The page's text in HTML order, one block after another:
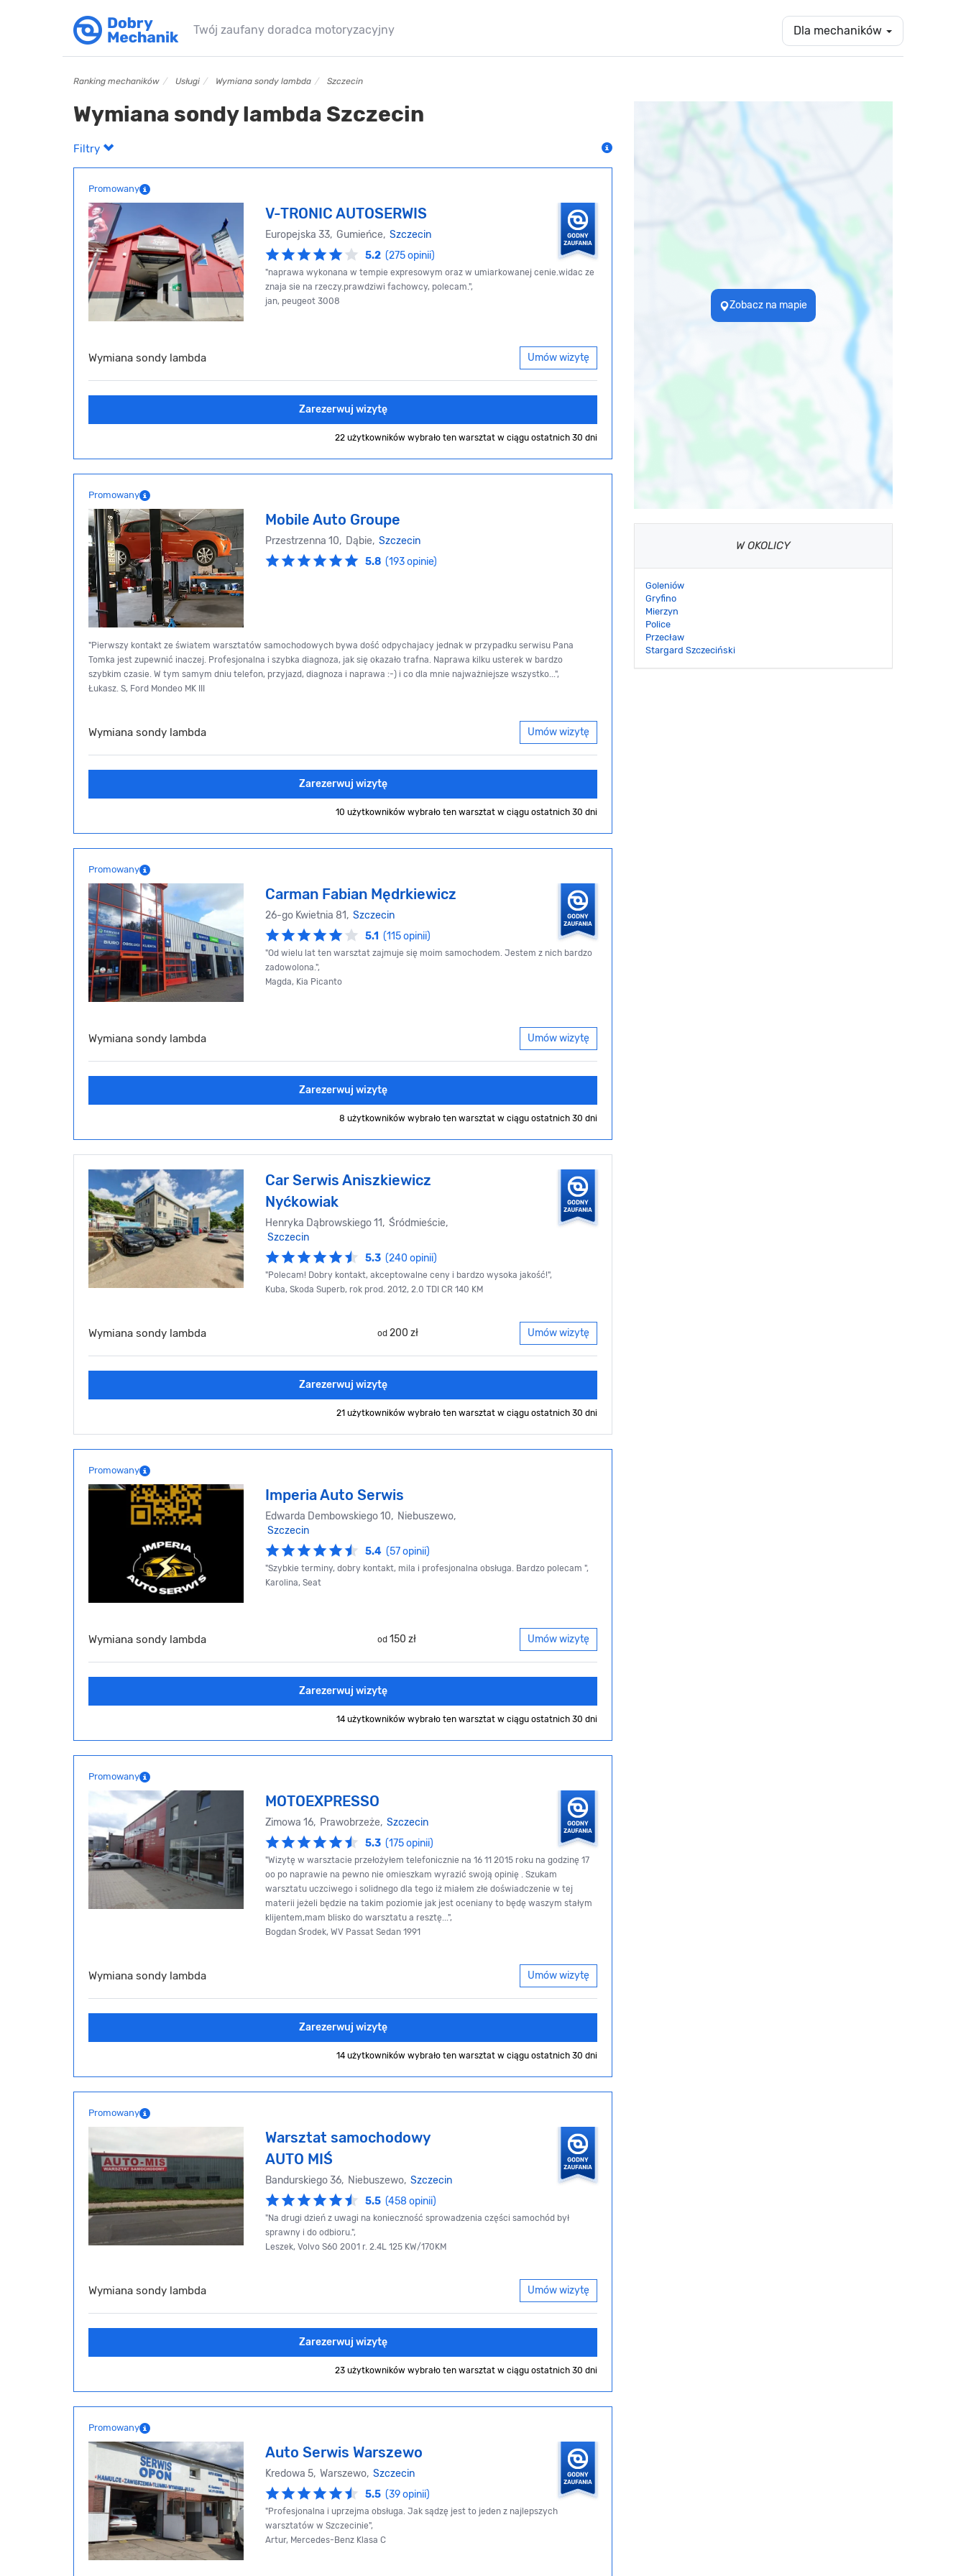
Twój zaufany doradca motoryzacyjny Dla mechaników
Ranking mechaników Usługi Wymiana sondy lambda Szczecin
Wymiana sondy lambda Szczecin
Filtry
Promowany
V-TRONIC AUTOSERWIS
Europejska 33, Gumieńce, Szczecin
5.2 (275 opinii)
"naprawa wykonana w tempie expresowym oraz w umiarkowanej cenie.widac ze
znaja sie na rzeczy.prawdziwi fachowcy, polecam.",
jan, peugeot 3008
Wymiana sondy lambda Umów wizytę
Zarezerwuj wizytę
22 użytkowników wybrało ten warsztat w ciągu ostatnich 30 dni
Promowany
Mobile Auto Groupe
Przestrzenna 10, Dąbie, Szczecin
5.8 (193 opinie)
"Pierwszy kontakt ze światem warsztatów samochodowych bywa dość odpychajacy jednak w przypadku serwisu Pana
Tomka jest zupewnić inaczej. Profesjonalna i szybka diagnoza, jak się okazało trafna. Naprawa kilku usterek w bardzo
szybkim czasie. W tym samym dniu telefon, przyjazd, diagnoza i naprawa :-) i co dla mnie najważniejsze wszystko...",
Łukasz. S, Ford Mondeo MK III
Wymiana sondy lambda Umów wizytę
Zarezerwuj wizytę
10 użytkowników wybrało ten warsztat w ciągu ostatnich 30 dni
Promowany
Carman Fabian Mędrkiewicz
26-go Kwietnia 81, Szczecin
5.1 (115 opinii)
"Od wielu lat ten warsztat zajmuje się moim samochodem. Jestem z nich bardzo
zadowolona.",
Magda, Kia Picanto
Wymiana sondy lambda Umów wizytę
Zarezerwuj wizytę
8 użytkowników wybrało ten warsztat w ciągu ostatnich 30 dni
Car Serwis Aniszkiewicz
Nyćkowiak
Henryka Dąbrowskiego 11, Śródmieście,
Szczecin
5.3 (240 opinii)
"Polecam! Dobry kontakt, akceptowalne ceny i bardzo wysoka jakość!",
Kuba, Skoda Superb, rok prod. 2012, 2.0 TDI CR 140 KM
Wymiana sondy lambda od 200 zł Umów wizytę
Zarezerwuj wizytę
21 użytkowników wybrało ten warsztat w ciągu ostatnich 30 dni
Promowany
Imperia Auto Serwis
Edwarda Dembowskiego 10, Niebuszewo,
Szczecin
5.4 (57 opinii)
"Szybkie terminy, dobry kontakt, mila i profesjonalna obsługa. Bardzo polecam ",
Karolina, Seat
Wymiana sondy lambda od 150 zł Umów wizytę
Zarezerwuj wizytę
14 użytkowników wybrało ten warsztat w ciągu ostatnich 30 dni
Promowany
MOTOEXPRESSO
Zimowa 16, Prawobrzeże, Szczecin
5.3 (175 opinii)
"Wizytę w warsztacie przełożyłem telefonicznie na 16 11 2015 roku na godzinę 17
oo po naprawie na pewno nie omieszkam wyrazić swoją opinię . Szukam
warsztatu uczciwego i solidnego dla tego iż miałem złe doświadczenie w tej
materii jeżeli będzie na takim poziomie jak jest oceniany to będę waszym stałym
klijentem,mam blisko do warsztatu a resztę...",
Bogdan Środek, WV Passat Sedan 1991
Wymiana sondy lambda Umów wizytę
Zarezerwuj wizytę
14 użytkowników wybrało ten warsztat w ciągu ostatnich 30 dni
Promowany
Warsztat samochodowy
AUTO MIŚ
Bandurskiego 36, Niebuszewo, Szczecin
5.5 (458 opinii)
"Na drugi dzień z uwagi na konieczność sprowadzenia części samochód był
sprawny i do odbioru.",
Leszek, Volvo S60 2001 r. 2.4L 125 KW/170KM
Wymiana sondy lambda Umów wizytę
Zarezerwuj wizytę
23 użytkowników wybrało ten warsztat w ciągu ostatnich 30 dni
Promowany
Auto Serwis Warszewo
Kredowa 5, Warszewo, Szczecin
5.5 (39 opinii)
"Profesjonalna i uprzejma obsługa. Jak sądzę jest to jeden z najlepszych
warsztatów w Szczecinie",
Artur, Mercedes-Benz Klasa C
Zobacz na mapie
W OKOLICY
Goleniów
Gryfino
Mierzyn
Police
Przecław
Stargard Szczeciński